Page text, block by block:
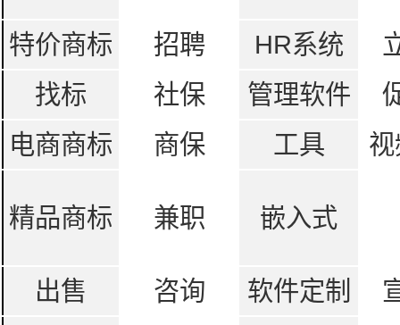
特价商标 招聘 HR系统
找标
社保 管理软件
电商商标
商保 工具
精品商标 兼职 嵌入式
出售 咨询 软件定制